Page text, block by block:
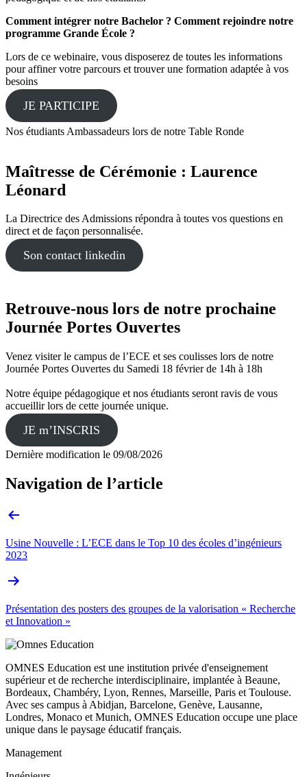
Comment intégrer notre Bachelor ? Comment rejoindre notre
programme Grande École ?
Lors de ce webinaire, vous disposerez de toutes les informations
pour affiner votre parcours et trouver une formation adaptée à vos
besoins
JE PARTICIPE
Nos étudiants Ambassadeurs lors de notre Table Ronde
Maîtresse de Cérémonie : Laurence
Léonard
La Directrice des Admissions répondra à toutes vos questions en
direct et de façon personnalisée.
Son contact linkedin
Retrouve-nous lors de notre prochaine
Journée Portes Ouvertes
Venez visiter le campus de l’ECE et ses coulisses lors de notre
Journée Portes Ouvertes du Samedi 18 février de 14h à 18h
Notre équipe pédagogique et nos étudiants seront ravis de vous
accueillir lors de cette journée unique.
JE m’INSCRIS
Dernière modification le 09/08/2026
Navigation de l’article
Usine Nouvelle : L’ECE dans le Top 10 des écoles d’ingénieurs
2023
Présentation des posters des groupes de la valorisation « Recherche
et Innovation »
OMNES Education est une institution privée d'enseignement
supérieur et de recherche interdisciplinaire, implantée à Beaune,
Bordeaux, Chambéry, Lyon, Rennes, Marseille, Paris et Toulouse.
Avec ses campus à Abidjan, Barcelone, Genève, Lausanne,
Londres, Monaco et Munich, OMNES Education occupe une place
unique dans le paysage éducatif français.
Management